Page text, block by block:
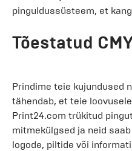
pinguldussüsteem, et
Tõestatud
Prindime teie kujundused
tähendab, et teie
Print24.com trükitud
mitmekülgsed ja neid
logode, piltide või